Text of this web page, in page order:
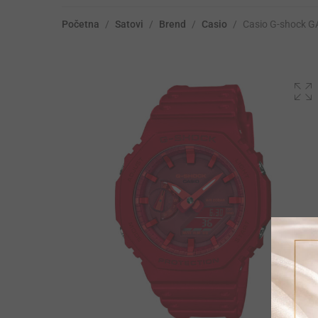
Početna / Satovi / Brend / Casio / Casio G-shock